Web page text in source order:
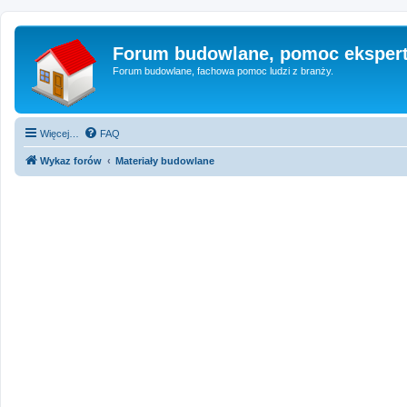
Forum budowlane, pomoc
Forum budowlane, fachowa pomoc ludzi z branży.
Więcej… FAQ
Wykaz forów Materiały budowlane